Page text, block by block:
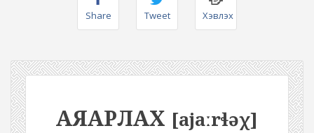
Share Tweet Хэвлэх
АЯАРЛАХ [ajaːrɬəχ]